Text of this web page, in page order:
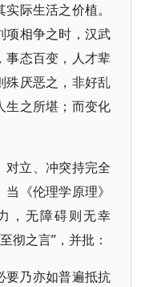
际生活之价植。
项相争之时，汉武
事态百变，人才辈
殊厌恶之，非好乱
生之所堪；而变化
对立、冲突持完全
《伦理学原理》
，无障碍则无幸
彻之言”，并批：
要乃亦如普遍抵抗